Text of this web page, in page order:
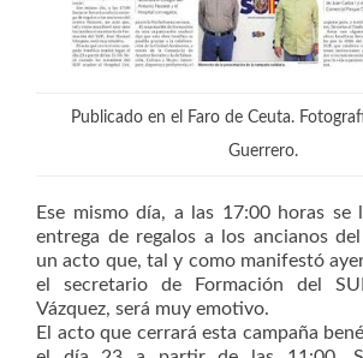
Publicado en el Faro de Ceuta.
Guerrero.
Ese mismo día, a las 17:00 horas se
entrega de regalos a los ancianos
un acto que, tal y como manifestó
el secretario de Formación del
Vázquez, será muy emotivo.
El acto que cerrará esta campaña